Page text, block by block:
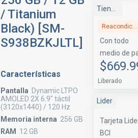
/ Titanium
Black) [SM-
S938BZKJLTL]
Características
Pantalla Dynamic LTPO
AMOLED 2X 6.9" táctil
(3120x1440) / 120 Hz
Memoria interna 256 GB
RAM
12 GB
Tienda Movistar
Reacondicionado
Con todo
medio de
Liberado
Lider
Tarjeta
BCI